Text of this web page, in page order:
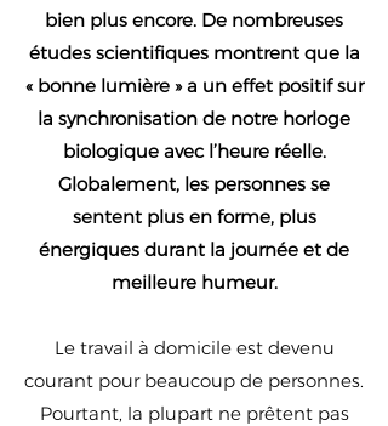
bien plus encore. De nombreuses
études scientifiques montrent que la
« bonne lumière » a un effet positif sur
la synchronisation de notre horloge
biologique avec l’heure réelle.
Globalement, les personnes se
sentent plus en forme, plus
énergiques durant la journée et de
meilleure humeur.
Le travail à domicile est devenu
courant pour beaucoup de personnes.
Pourtant, la plupart ne prêtent pas